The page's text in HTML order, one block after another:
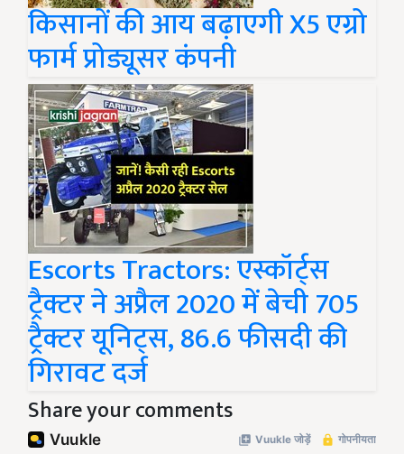
किसानों की आय बढ़ाएगी X5 एग्रो
फार्म प्रोड्यूसर कंपनी
Escorts Tractors: एस्कॉर्ट्स
ट्रैक्टर ने अप्रैल 2020 में बेची 705
ट्रैक्टर यूनिट्स, 86.6 फीसदी की
गिरावट दर्ज
Share your comments